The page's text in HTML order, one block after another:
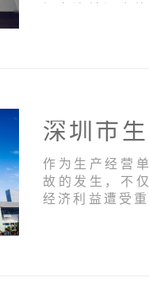
作为生产经营
故的发生，不
经济利益遭受